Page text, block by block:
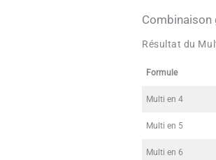
Combinaison
Résultat du
Formule
Multi en 4
Multi en 5
Multi en 6